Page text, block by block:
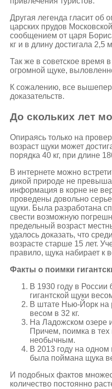
Другая легенда гласит об
царских прудов
сообщением от царя
кг и в длину достигала 2,5
Так же в советское время
огромной щуке,
К сожалению, все
доказательств.
До скольких лет
Опираясь только на
возраст щуки может
порядка 40 кг, при длине
В интернете можно
дикой природе не
информация в корне не
проведены довольно
щуки. Была разработана
свести возможную
предельный возраст
удалось доказать, что
возрасте старше 15 лет.
правило, щука набирает к
Факты о поимки
В 1930 году в
гигантской щуки
В штате Нью-Йорк на
весом в 32 кг.
На Ладожском озере
Причем, поимка в тех
необычным.
В 2013 году на
была поймана щука
И подобных фактов
количество постоянно